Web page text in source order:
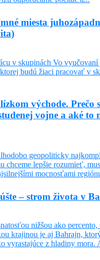
miesta
v skupinách Vo vyučovaní
budú žiaci pracovať v
východe. Prečo
vojne a aké to
geopoliticky
chceme lepšie rozumieť,
mocnosťami
– strom života v
nižšou ako percento,
krajinou je aj Bahrajn,
vyrastajúce z hladiny mora.